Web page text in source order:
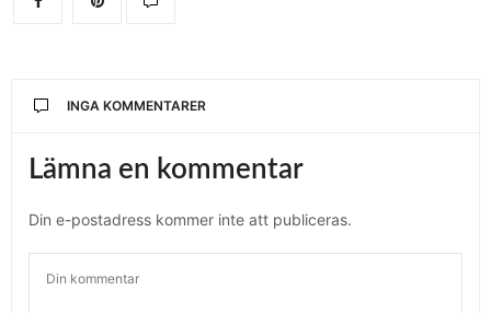
INGA KOMMENTARER
Lämna en kommentar
Din e-postadress kommer inte att publiceras.